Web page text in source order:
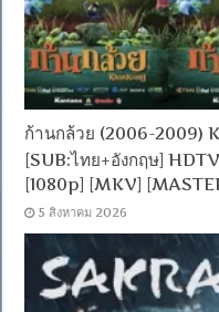
ก้านกล้วย (2006-2009)
[SUB:ไทย+อังกฤษ]
[1080p] [MKV]
5 สิงหาคม 2026